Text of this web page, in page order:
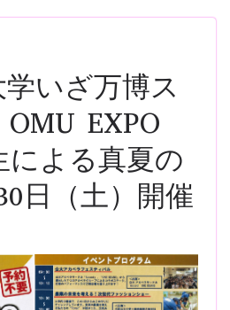
いざ万博ス
EXPO
による真夏の
日（土）開催